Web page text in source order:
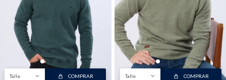
Talle COMPRAR Talle COMPRAR